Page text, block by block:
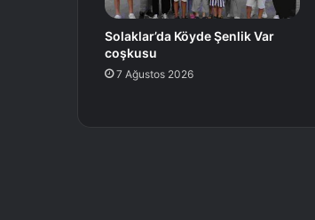
Solaklar’da Köyde Şenlik Var
coşkusu
7 Ağustos 2026